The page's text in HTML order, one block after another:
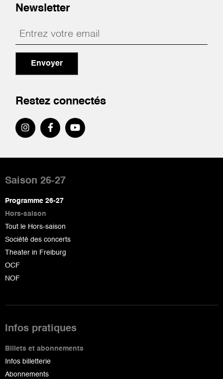
Newsletter
Envoyer
Restez connectés
de
page
Saison 26-27
Programme 26-27
Hors-saison
Tout le Hors-saison
Société des concerts
Theater in Freiburg
OCF
NOF
Infos pratiques
Billets et abonnements
Infos billetterie
Abonnements